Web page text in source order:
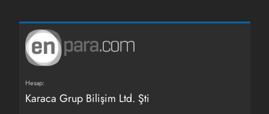
Hesap:
Karaca Grup Bilişim Ltd. Şti